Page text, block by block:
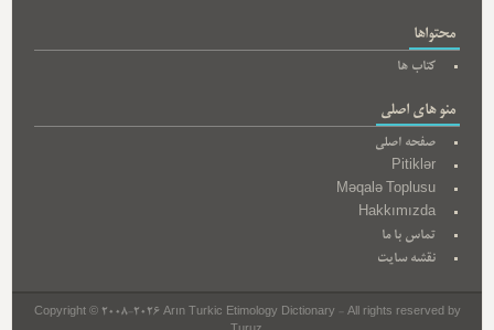
محتواها
کتاب ها
منو های اصلی
صفحه اصلی
Pitiklər
Məqalə Toplusu
Hakkımızda
تماس با ما
نقشه سایت
Copyright © 2008-2026 Arın Turkic Etimology Dictionary - All rights reserved by